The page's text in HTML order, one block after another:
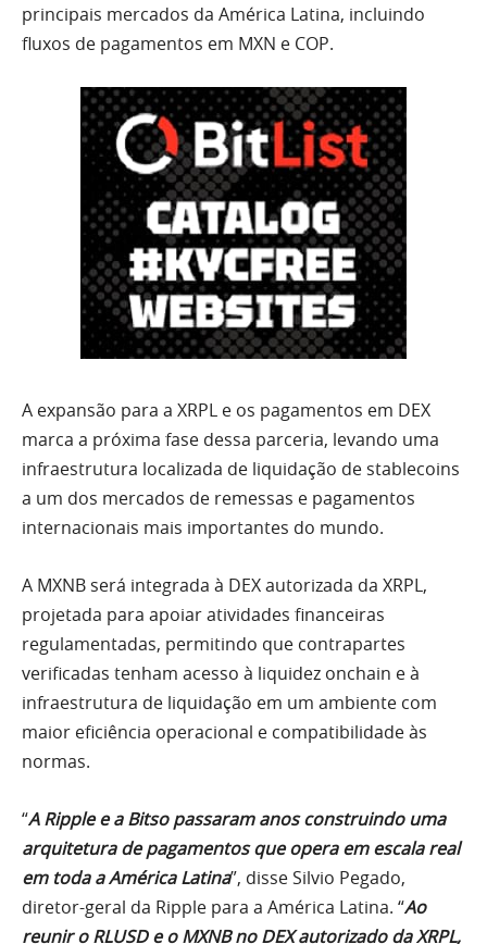
principais mercados da América Latina, incluindo
fluxos de pagamentos em MXN e COP.
A expansão para a XRPL e os pagamentos em DEX
marca a próxima fase dessa parceria, levando uma
infraestrutura localizada de liquidação de stablecoins
a um dos mercados de remessas e pagamentos
internacionais mais importantes do mundo.
A MXNB será integrada à DEX autorizada da XRPL,
projetada para apoiar atividades financeiras
regulamentadas, permitindo que contrapartes
verificadas tenham acesso à liquidez onchain e à
infraestrutura de liquidação em um ambiente com
maior eficiência operacional e compatibilidade às
normas.
“A Ripple e a Bitso passaram anos construindo uma
arquitetura de pagamentos que opera em escala real
em toda a América Latina”, disse Silvio Pegado,
diretor-geral da Ripple para a América Latina. “Ao
reunir o RLUSD e o MXNB no DEX autorizado da XRPL,